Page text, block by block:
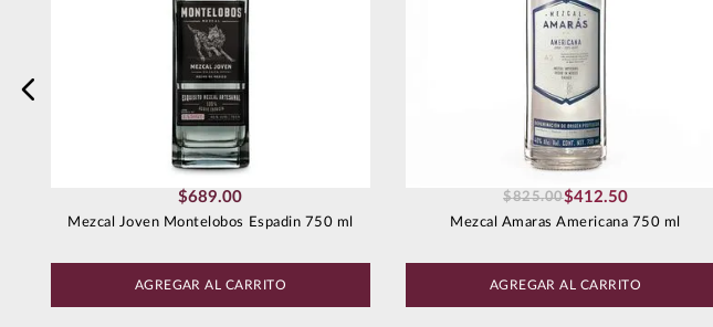
Enviar comentario
$689.00
Mezcal Joven Montelobos Espadin 750 ml
AGREGAR AL CARRITO
$412.50
$825.00
Mezcal Amaras Americana 750 ml
AGREGAR AL CARRITO